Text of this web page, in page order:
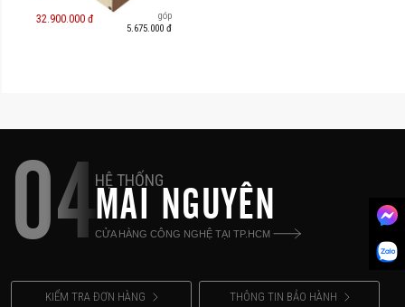
32.900.000 đ
Trả góp
5.675.000 đ
04HỆ THỐNG
MAI NGUYÊN
CỬA HÀNG CÔNG NGHỆ TẠI TP.HCM
KIỂM TRA ĐƠN HÀNG THÔNG TIN BẢO HÀNH